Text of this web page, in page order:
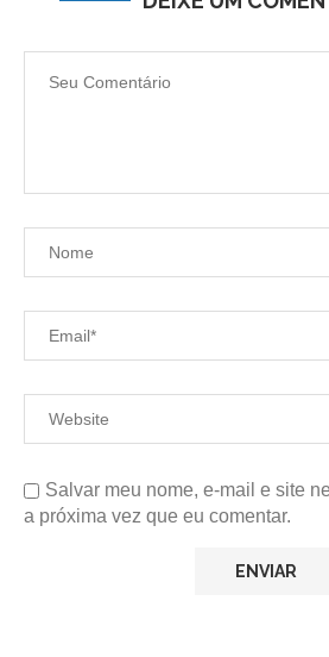
Salvar meu nome, e-mail e site
a próxima vez que eu comentar.